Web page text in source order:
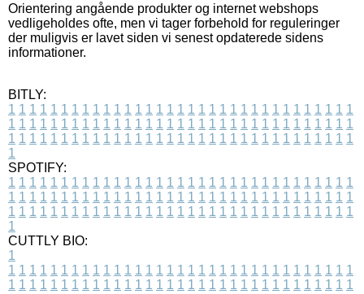
Orientering angående produkter og internet webshops
vedligeholdes ofte, men vi tager forbehold for reguleringer
der muligvis er lavet siden vi senest opdaterede sidens
informationer.
BITLY:
1 1 1 1 1 1 1 1 1 1 1 1 1 1 1 1 1 1 1 1 1 1 1 1 1 1 1 1 1 1 1 1 1
1 1 1 1 1 1 1 1 1 1 1 1 1 1 1 1 1 1 1 1 1 1 1 1 1 1 1 1 1 1 1 1 1
1 1 1 1 1 1 1 1 1 1 1 1 1 1 1 1 1 1 1 1 1 1 1 1 1 1 1 1 1 1 1 1 1
1
SPOTIFY:
1 1 1 1 1 1 1 1 1 1 1 1 1 1 1 1 1 1 1 1 1 1 1 1 1 1 1 1 1 1 1 1 1
1 1 1 1 1 1 1 1 1 1 1 1 1 1 1 1 1 1 1 1 1 1 1 1 1 1 1 1 1 1 1 1 1
1 1 1 1 1 1 1 1 1 1 1 1 1 1 1 1 1 1 1 1 1 1 1 1 1 1 1 1 1 1 1 1 1
1
CUTTLY BIO:
1
1 1 1 1 1 1 1 1 1 1 1 1 1 1 1 1 1 1 1 1 1 1 1 1 1 1 1 1 1 1 1 1 1
1 1 1 1 1 1 1 1 1 1 1 1 1 1 1 1 1 1 1 1 1 1 1 1 1 1 1 1 1 1 1 1 1